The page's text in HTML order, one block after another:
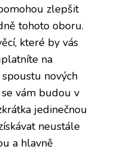
zlepšit
tohoto oboru.
které by vás
na
nových
vám budou v
jedinečnou
neustále
a hlavně